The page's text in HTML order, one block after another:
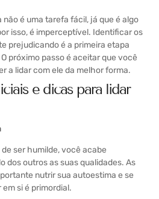
não é uma tarefa fácil, já que é algo
isso, é imperceptível. Identificar os
prejudicando é a primeira etapa
próximo passo é aceitar que você
a lidar com ele da melhor forma.
e dicas para lidar
ser humilde, você acabe
dos outros as suas qualidades. As
nutrir sua autoestima e se
si é primordial.